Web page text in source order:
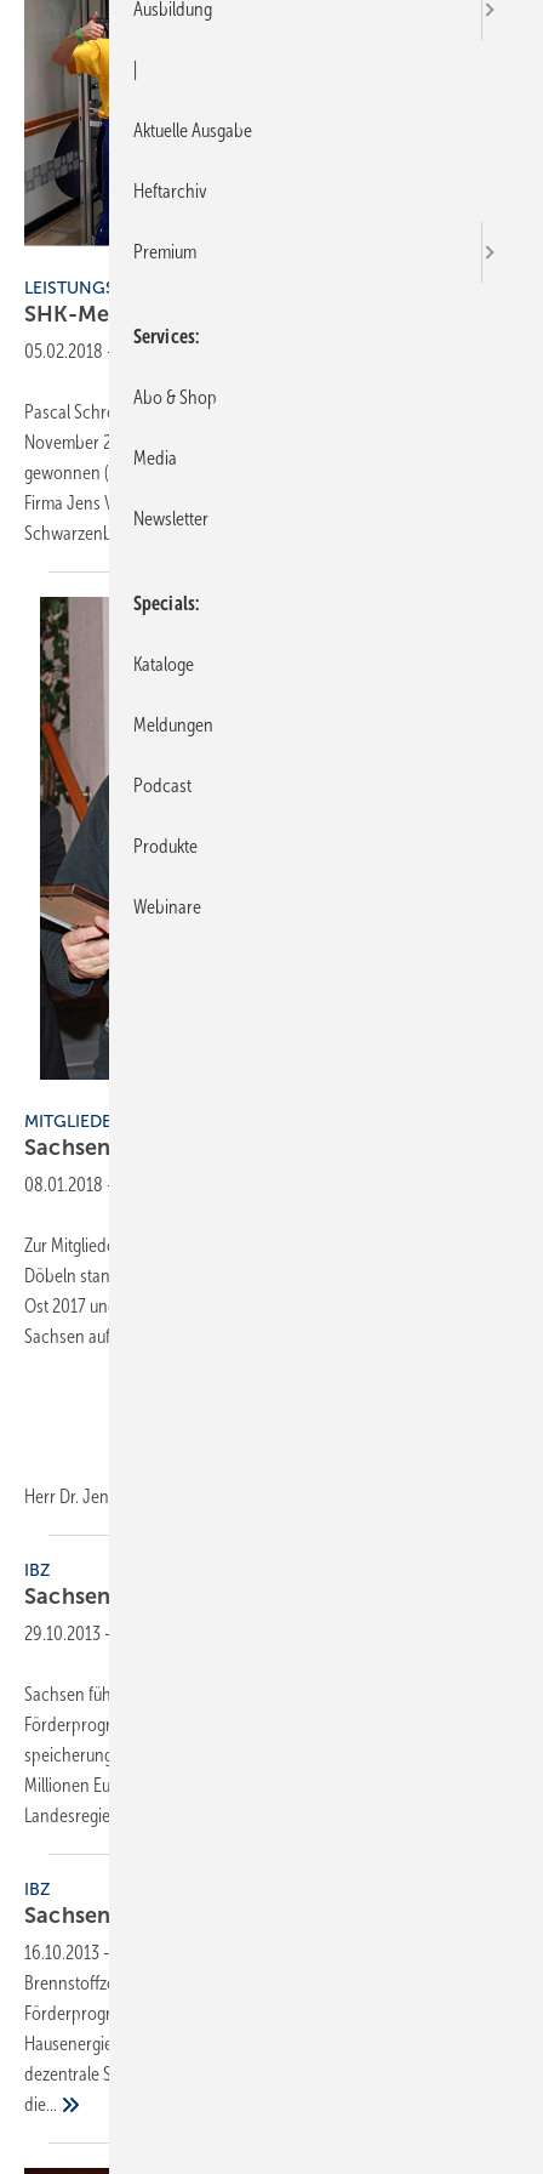
André Schnabel
LEISTUNGSWETTBEWERB
SHK-Meistertitel nach Sachsen
05.02.2018 -
Pascal Schreiter ist Deutscher Meister im SHK-Handwerk. Er hat im
November 2017 den nationalen Leistungswettbewerb in Düsseldorf
gewonnen (ausgerichtet von der lokalen Innung). Der Angestellte der
Firma Jens Vogel (aus Eibenstock OT Sosa) von der Innung SHK Aue-
Schwarzenberg war durch
MITGLIEDERVERSAMMLUNG
Sachsen wird
08.01.2018 -
Zur Mitgliederversammlung des Fachverbandes SHK Sachsen in
Döbeln standen Auszeichnungen im Rahmen des Wilo-Förderpreises
Ost 2017 und ein Fachvortrag zur Handwerkspolitik des Freistaates
Sachsen auf der Tagesordnung.
Herr Dr. Jens Albrecht (Sächsische Staatskanzlei) stellte
IBZ
Sachsen fördert
29.10.2013 -
Sachsen führt eine Förderung für Brennstoffzellen ein. Für das
Förderprogramm „Innovative dezentrale Stromerzeugung und -
speicherung“ stellt das Bundesland für 2013 und 2014 insgesamt drei
Mil­lio­nen Euro zur Verfügung. Zuvor haben bereits die
Landesregierungen von Nordrhein-Westfalen
IBZ
Sachsen fördert
16.10.2013 -
Brennstoffzellen ein. Damit startet das dritte Bundesland ein
Förderprogramm, das den Einsatz von Brennstoffzellen in der
Hausenergieversorgung forciert. Für das Förderprogramm Innovative
dezentrale Stromerzeugung und -speicherung stellt Sachsen für
die...
Ausbildung
Aktuelle Ausgabe
Heftarchiv
Premium
Services
Abo & Shop
Media
Newsletter
Specials
Kataloge
Meldungen
Podcast
Produkte
Webinare